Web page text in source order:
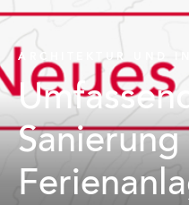
ARCHITEKTUR UND
Sanierung